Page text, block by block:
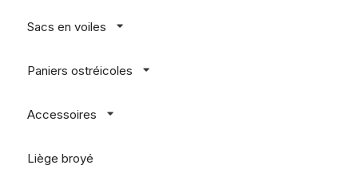
Sacs en voiles
Paniers ostréicoles
Accessoires
Liège broyé